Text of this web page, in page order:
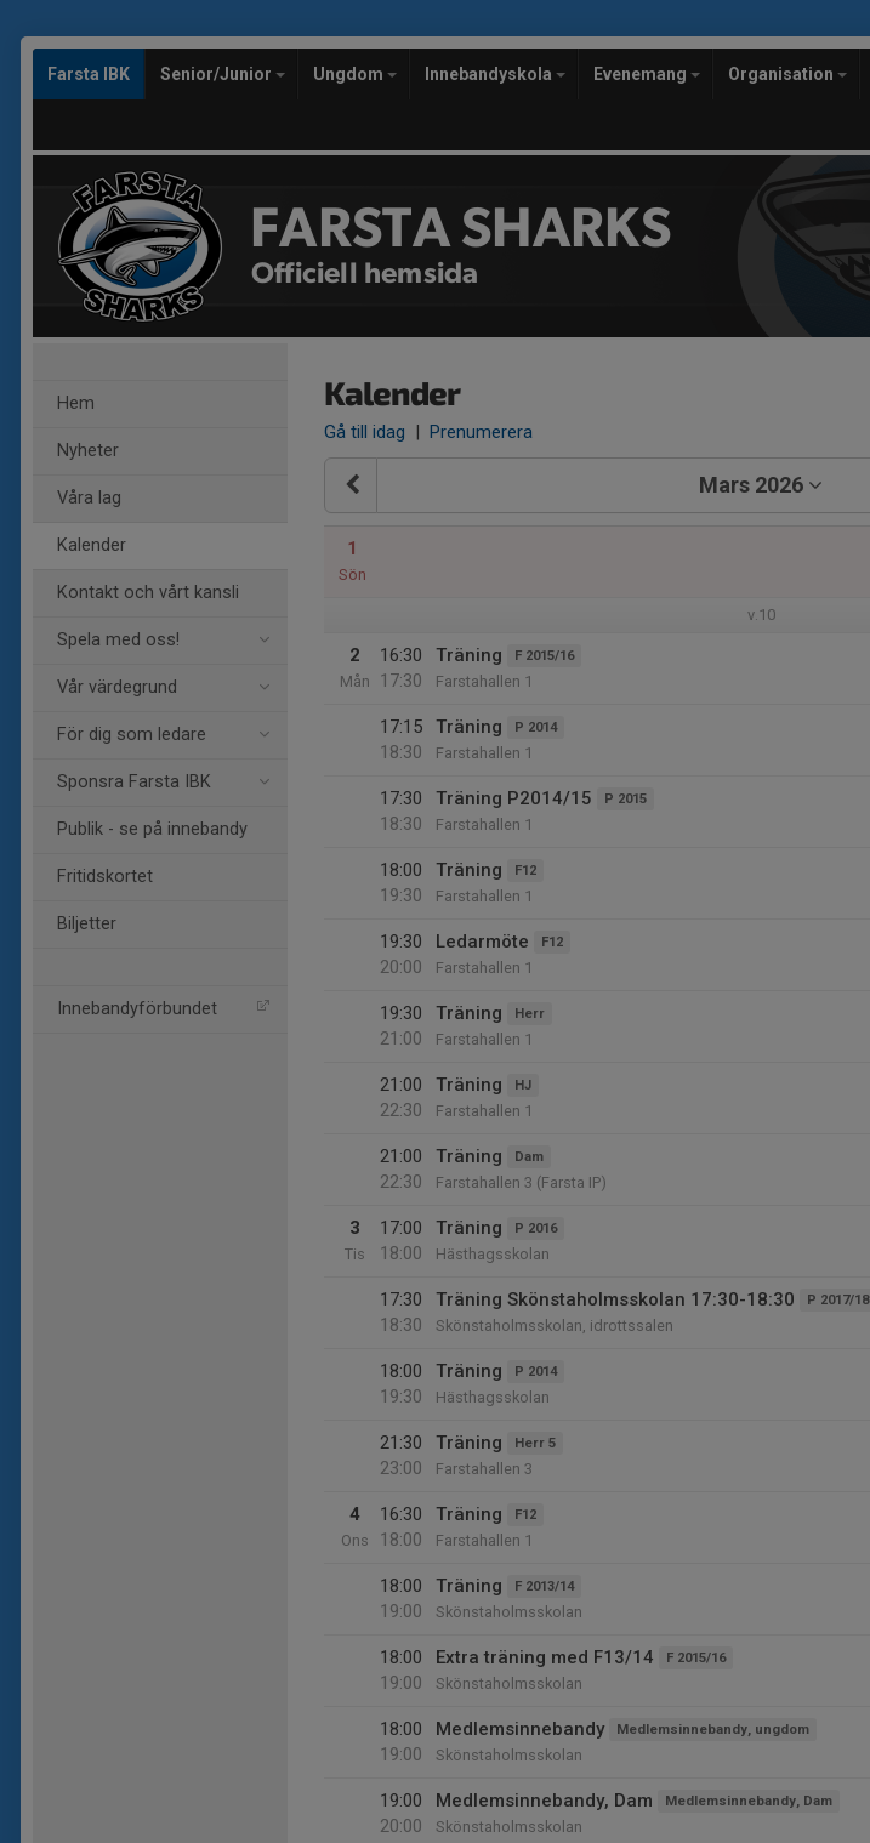
Farsta IBK Senior/Junior Ungdom Innebandyskola Evenemang Organisation
FARSTA SHARKS
Officiell hemsida
Hem
Nyheter
Våra lag
Kalender
Kontakt och vårt kansli
Spela med oss!
Vår värdegrund
För dig som ledare
Sponsra Farsta IBK
Publik - se på innebandy
Fritidskortet
Biljetter
Innebandyförbundet
Kalender
Gå till idag | Prenumerera
Mars 2026
1
Sön
v.10
2
Mån
16:30
17:30
Träning F 2015/16
Farstahallen 1
17:15
18:30
Träning P 2014
Farstahallen 1
17:30
18:30
Träning P2014/15 P 2015
Farstahallen 1
18:00
19:30
Träning F12
Farstahallen 1
19:30
20:00
Ledarmöte F12
Farstahallen 1
19:30
21:00
Träning Herr
Farstahallen 1
21:00
22:30
Träning HJ
Farstahallen 1
21:00
22:30
Träning Dam
Farstahallen 3 (Farsta IP)
3
Tis
17:00
18:00
Träning P 2016
Hästhagsskolan
17:30
18:30
Träning Skönstaholmsskolan 17:30-18:30 P 2017/18
Skönstaholmsskolan, idrottssalen
18:00
19:30
Träning P 2014
Hästhagsskolan
21:30
23:00
Träning Herr 5
Farstahallen 3
4
Ons
16:30
18:00
Träning F12
Farstahallen 1
18:00
19:00
Träning F 2013/14
Skönstaholmsskolan
18:00
19:00
Extra träning med F13/14 F 2015/16
Skönstaholmsskolan
18:00
19:00
Medlemsinnebandy Medlemsinnebandy, ungdom
Skönstaholmsskolan
19:00
20:00
Medlemsinnebandy, Dam Medlemsinnebandy, Dam
Skönstaholmsskolan